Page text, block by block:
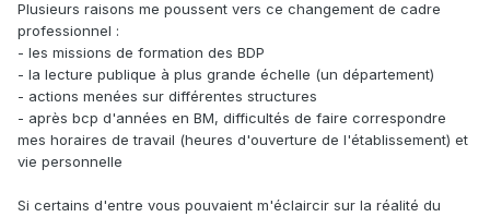
Plusieurs raisons me poussent vers ce changement de cadre
professionnel :
- les missions de formation des BDP
- la lecture publique à plus grande échelle (un département)
- actions menées sur différentes structures
- après bcp d'années en BM, difficultés de faire correspondre
mes horaires de travail (heures d'ouverture de l'établissement) et
vie personnelle
Si certains d'entre vous pouvaient m'éclaircir sur la réalité du